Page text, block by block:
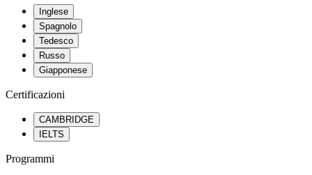
Inglese
Spagnolo
Tedesco
Russo
Giapponese
Certificazioni
CAMBRIDGE
IELTS
Programmi